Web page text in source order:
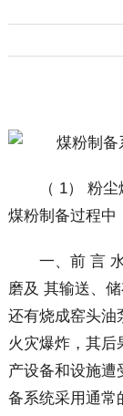
（ 1） 粉尘爆
煤粉制备过程中
一、前 言 水
磨及 其输送、
还有烧成窑头油
火灾爆炸，其后
产设备和设施遭
备系统采用通常